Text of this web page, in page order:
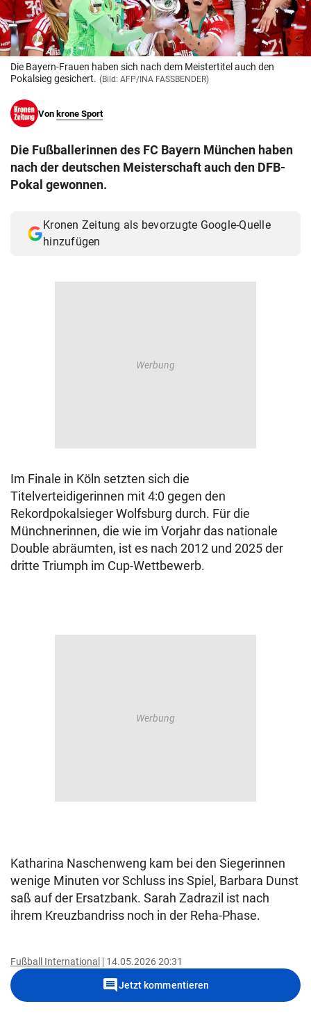
© Krone Multimedia GmbH & Co KG 2026
Muthgasse 2, 1190 Wien
Die Bayern-Frauen haben sich nach dem Meistertitel auch den
Pokalsieg gesichert. (Bild: AFP/INA FASSBENDER)
Von krone Sport
Die Fußballerinnen des FC Bayern München haben
nach der deutschen Meisterschaft auch den DFB-
Pokal gewonnen.
Kronen Zeitung als bevorzugte Google-Quelle
hinzufügen
Im Finale in Köln setzten sich die
Titelverteidigerinnen mit 4:0 gegen den
Rekordpokalsieger Wolfsburg durch. Für die
Münchnerinnen, die wie im Vorjahr das nationale
Double abräumten, ist es nach 2012 und 2025 der
dritte Triumph im Cup-Wettbewerb.
Katharina Naschenweng kam bei den Siegerinnen
wenige Minuten vor Schluss ins Spiel, Barbara Dunst
saß auf der Ersatzbank. Sarah Zadrazil ist nach
ihrem Kreuzbandriss noch in der Reha-Phase.
Fußball International 14.05.2026 20:31
commentJetzt kommentieren